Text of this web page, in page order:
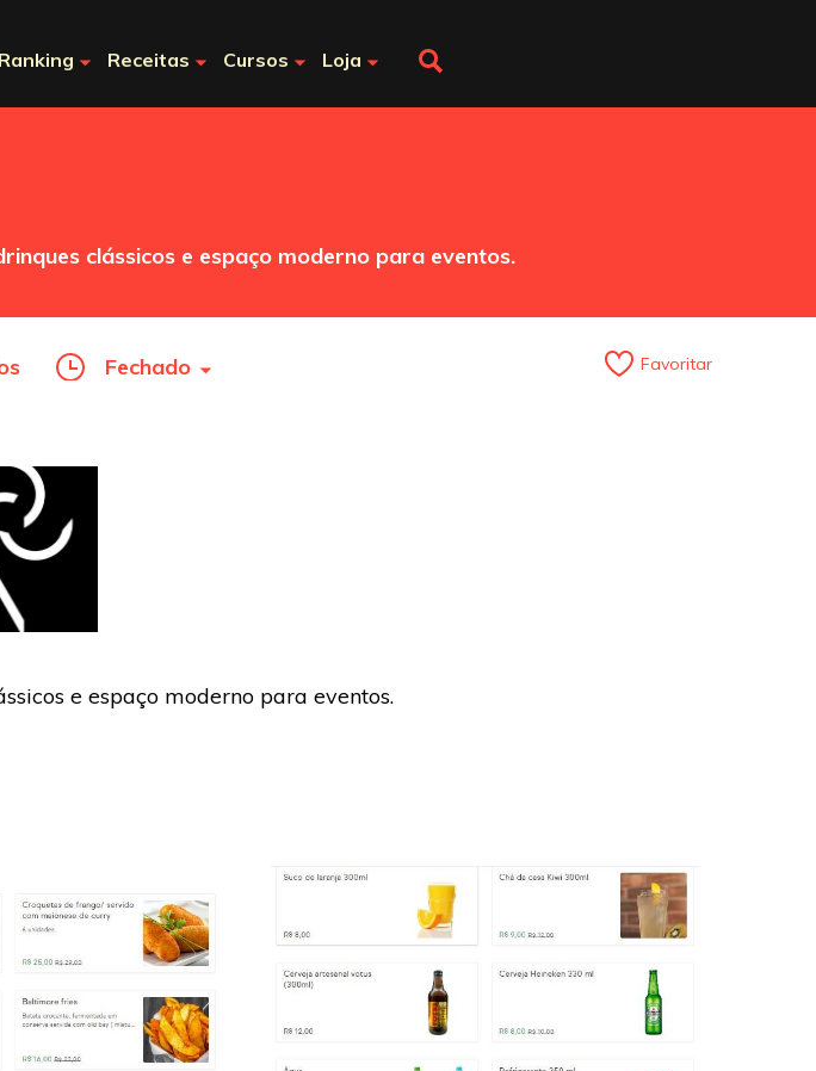
Ranking Receitas Cursos Loja
clássicos e espaço moderno para eventos.
Fechado Favoritar
e espaço moderno para eventos.